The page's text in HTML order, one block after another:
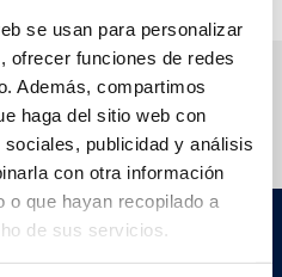
se usan para personalizar
ofrecer funciones de redes
Además, compartimos
haga del sitio web con
publicidad y análisis
con otra información
o que hayan recopilado a
de sus servicios.
tus dudas